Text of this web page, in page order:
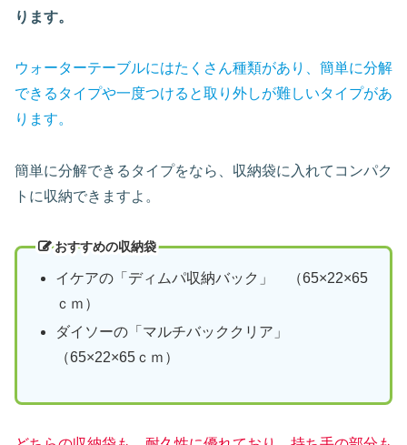
ります。
ウォーターテーブルにはたくさん種類があり、簡単に分解
できるタイプや一度つけると取り外しが難しいタイプがあ
ります。
簡単に分解できるタイプをなら、収納袋に入れてコンパク
トに収納できますよ。
おすすめの収納袋
イケアの「ディムパ収納バック」 （65×22×65
ｃｍ）
ダイソーの「マルチバッククリア」
（65×22×65ｃｍ）